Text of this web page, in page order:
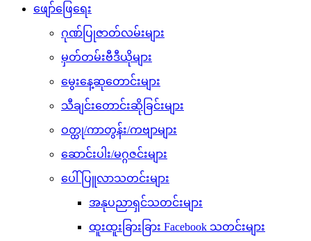
ဖျော်ဖြေရေး
ဂုဏ်ပြုဇာတ်လမ်းများ
မှတ်တမ်းဗီဒီယိုများ
မွေးနေ့ဆုတောင်းများ
သီချင်းတောင်းဆိုခြင်းများ
ဝတ္ထု/ကာတွန်း/ကဗျာများ
ဆောင်းပါး/မဂ္ဂဇင်းများ
ပေါ်ပြူလာသတင်းများ
အနုပညာရှင်သတင်းများ
ထူးထူးခြားခြား Facebook သတင်းများ